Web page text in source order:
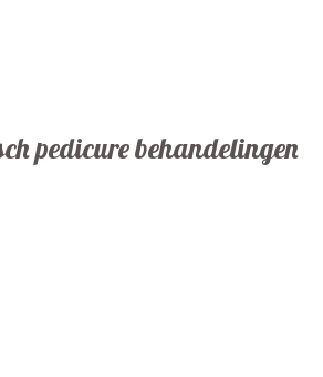
pedicure behandelingen